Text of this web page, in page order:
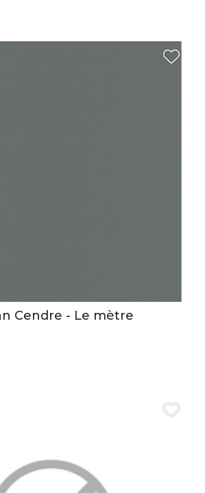
Cendre - Le mètre